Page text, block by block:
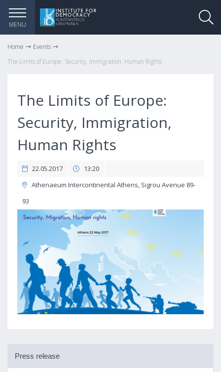
MENU
Home
Events
The Limits of Europe: Security, Immigration, Human Rights
The Limits of Europe:
Security, Immigration,
Human Rights
22.05.2017
13:20
Athenaeum Intercontinental Athens, Sigrou Avenue 89-
93
Press release